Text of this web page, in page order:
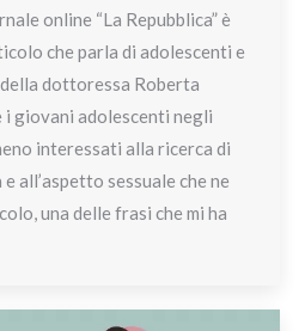
online “La Repubblica” è
che parla di adolescenti e
dottoressa Roberta
i giovani adolescenti negli
interessati alla ricerca di
all’aspetto sessuale che ne
una delle frasi che mi ha